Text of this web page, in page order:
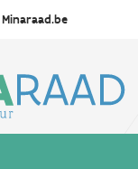
Minaraad.be